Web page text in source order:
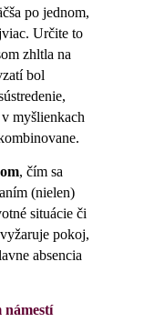
po jednom,
Určite to
zhltla na
bol
myšlienkach
, čím sa
(nielen)
situácie či
pokoj,
absencia